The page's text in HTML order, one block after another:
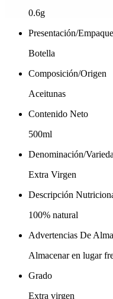
0.6g
Presentación/Empaque
Botella
Composición/Origen
Aceitunas
Contenido Neto
500ml
Denominación/
Extra Virgen
Descripción
100% natural
Advertencias De
Almacenar en lugar
Grado
Extra virgen